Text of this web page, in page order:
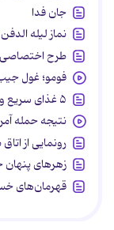
جان فدا
نماز لیله
طرح اختصاصی
فومو؛ غول
۵ غذای سریع و سالم برای طبیعت‌گردی
نتیجه حمله
رونمایی از
زهرهای پنهان
قهرمان‌های